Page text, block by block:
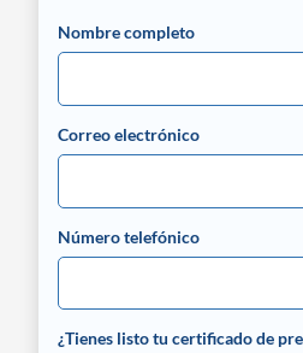
Nombre completo
Correo electrónico
Número telefónico
¿Tienes listo tu certificado de